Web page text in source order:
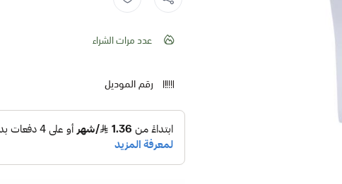
التصنيف: الاعشاب
الحجم 115 جرام.
الرائحة عطرية قوية مع نكهة مميزة.
الاستخدام مثالية لتحضير مشروبات
أهم مميزات ديرم الطيبين
ديرم الطيبين يعزز صحة الجهاز
عدد مرات الشراء
رقم الموديل